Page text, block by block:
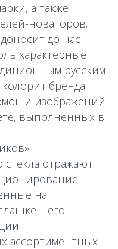
а также
новаторов.
до нас
характерные
русским
бренда
изображений
выполненных в
отражают
на
– его
ассортиментных